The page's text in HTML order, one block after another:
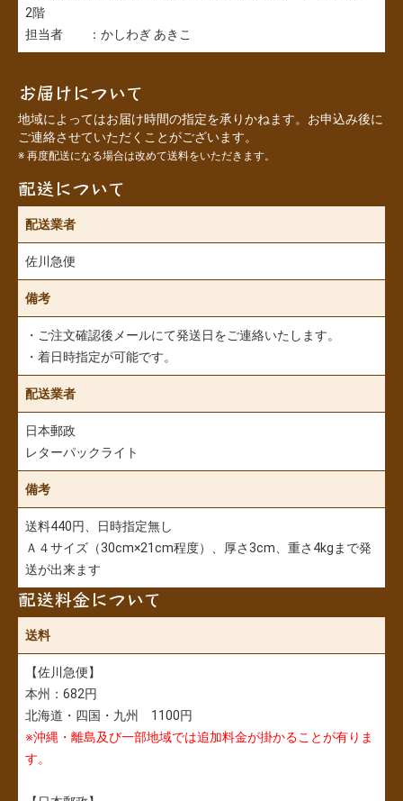
2階
担当者 ：かしわぎ あきこ
お届けについて
地域によってはお届け時間の指定を承りかねます。お申込み後に
ご連絡させていただくことがございます。
※ 再度配送になる場合は改めて送料をいただきます。
配送について
配送業者
佐川急便
備考
・ご注文確認後メールにて発送日をご連絡いたします。
・着日時指定が可能です。
配送業者
日本郵政
レターパックライト
備考
送料440円、日時指定無し
Ａ４サイズ（30cm×21cm程度）、厚さ3cm、重さ4kgまで発
送が出来ます
配送料金について
送料
【佐川急便】
本州：682円
北海道・四国・九州 1100円
※沖縄・離島及び一部地域では追加料金が掛かることが有りま
す。